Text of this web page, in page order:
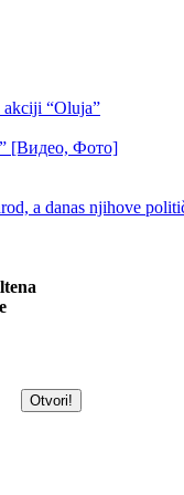
akciji “Oluja”
[Видео, Фото]
a danas njihove